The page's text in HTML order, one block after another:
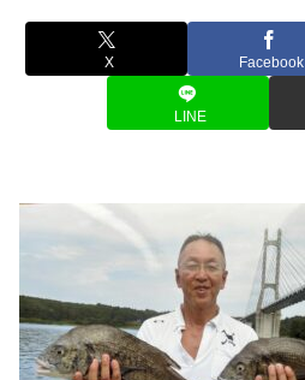
X Facebook
LINE